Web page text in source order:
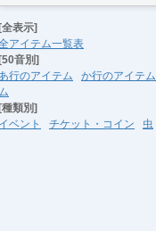
[全表示]
アイテム一覧表
[50音別]
行のアイテム
か行のアイテム
[種類別]
イベント
チケット・コイン 虫